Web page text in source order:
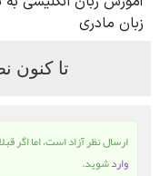
تا كنون
ارسال نظر آزاد است، اما اگر
واردشوید.